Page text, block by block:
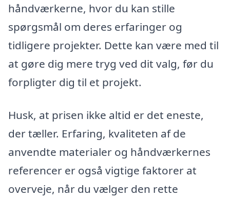
håndværkerne, hvor du kan stille
spørgsmål om deres erfaringer og
tidligere projekter. Dette kan være med til
at gøre dig mere tryg ved dit valg, før du
forpligter dig til et projekt.
Husk, at prisen ikke altid er det eneste,
der tæller. Erfaring, kvaliteten af de
anvendte materialer og håndværkernes
referencer er også vigtige faktorer at
overveje, når du vælger den rette